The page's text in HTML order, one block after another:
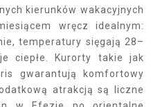
kierunków wakacyjnych
wręcz idealnym:
temperatury sięgają 28–
ciepłe. Kurorty takie jak
gwarantują komfortowy
atrakcją są liczne